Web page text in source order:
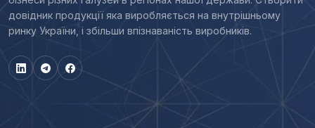
довідник продукції яка виробляється на внутрішньому
ринку України, і збільши впізнаваність виробників.